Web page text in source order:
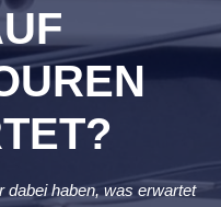
dabei haben, was erwartet